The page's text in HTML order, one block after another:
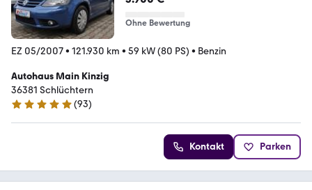
Ohne Bewertung
EZ 05/2007• 121.930 km • 59 kW (80 PS) • Benzin
Autohaus Main Kinzig
36381 Schlüchtern
5 Sterne
(93)
Kontakt Parken